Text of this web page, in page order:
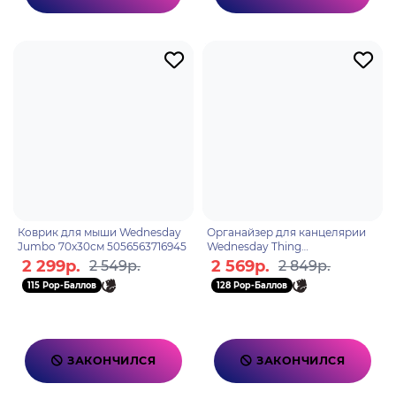
Коврик для мыши Wednesday
Jumbo 70x30см 5056563716945
2 299р. 2 549р.
115 Pop-Баллов
ЗАКОНЧИЛСЯ
Органайзер для канцелярии
Wednesday Thing
5056563716952
2 569р. 2 849р.
128 Pop-Баллов
ЗАКОНЧИЛСЯ